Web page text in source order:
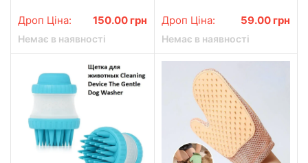
FURminator
Дроп Ціна: 150.00 грн
Немає в наявності
Дроп Ціна: 59.00 грн
Немає в наявності